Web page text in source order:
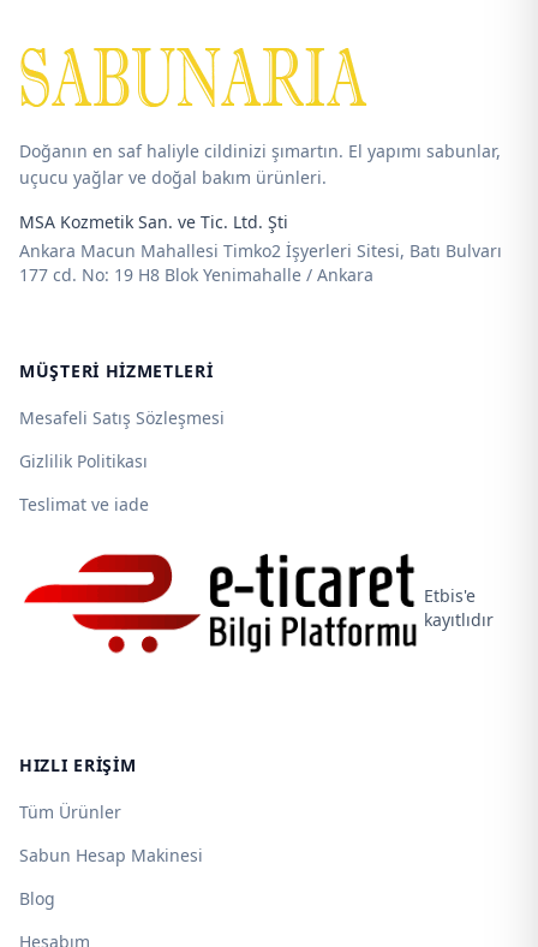
Doğanın en saf haliyle cildinizi şımartın. El yapımı sabunlar,
uçucu yağlar ve doğal bakım ürünleri.
MSA Kozmetik San. ve Tic. Ltd. Şti
Ankara Macun Mahallesi Timko2 İşyerleri Sitesi, Batı Bulvarı
177 cd. No: 19 H8 Blok Yenimahalle / Ankara
MÜŞTERI HIZMETLERI
Mesafeli Satış Sözleşmesi
Gizlilik Politikası
Teslimat ve iade
Etbis'e
kayıtlıdır
HIZLI ERIŞIM
Tüm Ürünler
Sabun Hesap Makinesi
Blog
Hesabım